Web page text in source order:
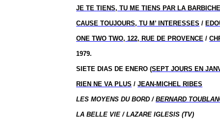
JE TE TIENS, TU ME TIENS PAR LA
CAUSE TOUJOURS, TU M’ INTERESSES /
ONE TWO TWO, 122, RUE DE PROVENCE /
1979.
SIETE DIAS DE ENERO (SEPT JOURS EN
RIEN NE VA PLUS /JEAN-MICHEL RIBES
LES MOYENS DU BORD /BERNARD
LA BELLE VIE / LAZARE IGLESIS (TV)